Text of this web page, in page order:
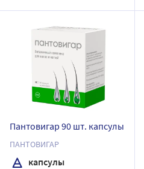
Пантовигар 90 шт. капсулы
ПАНТОВИГАР
капсулы